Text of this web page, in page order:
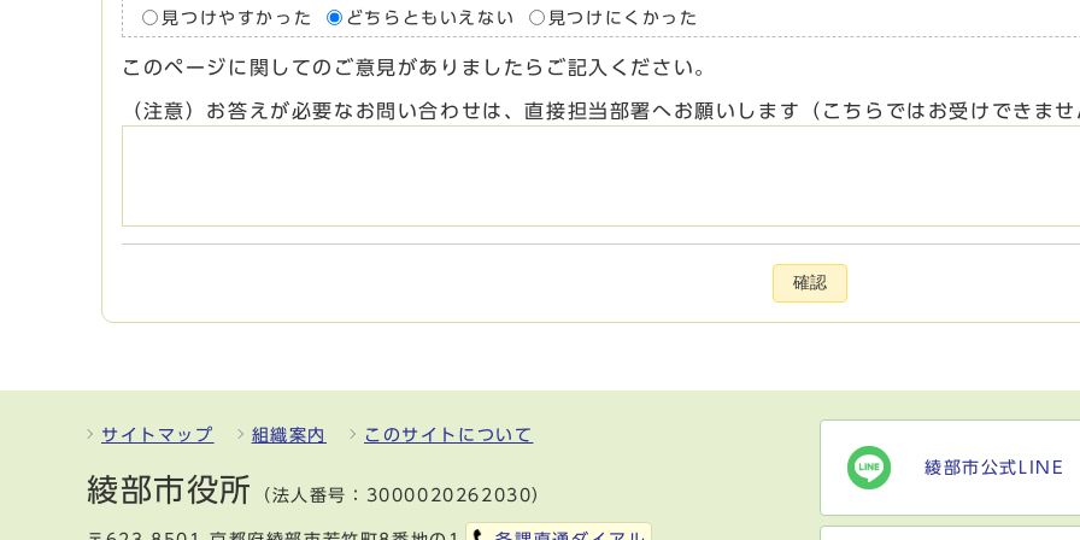
見つけやすかった どちらともいえない 見つけにくかった
このページに関してのご意見がありましたらご記入ください。
（注意）お答えが必要なお問い合わせは、直接担当部署へお願いします（こちらではお受けできま
確認
サイトマップ 組織案内 このサイトについて
綾部市役所 （法人番号：3000020262030）
綾部市公式LINE